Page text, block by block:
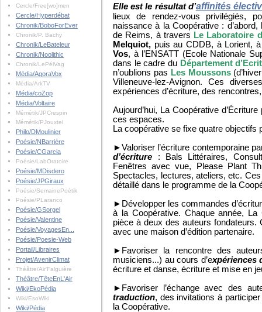
Cercle/Free[wo]men
Cercle/Hyperdébat
Chronik/BoboForEver
Chronik/P. Bachy
Chronik/LeBateleur
Chronik/Noolithic
Chronik/LePélVag
Média/AgoraVox
Média/ArkTV
Média/coZop
Média/Voltaire
Mémétik/JPCrespin
Mémétik/PJouxtel
Philo/DMoulinier
Poésie/NBarrière
Poésie/CGarcia
Poésie/LabOratoire
Poésie/MDisdero
Poésie/JPGiraux
Poésie/SemainePoétik
Poésie/PLaranco
Poésie/GSorgel
Poésie/Valentine
Poésie/VoyagesEn...
Poésie/Poesie-Web
Portail/Libraires
Projet/AvenirClimat
Théâtre/Air'Falguière
Théâtre/TêteEnL'Air
Wiki/EkoPédia
Wiki/EsoWiki
Wiki/Pédia
Elle est le résultat d’affinités
lieux de rendez-vous privilégiés,
naissance à la Coopérative :
de Reims, à travers Le Laboratoire
Melquiot, puis au CDDB, à Lorient,
Vos, à l’ENSATT (Ecole Nationale
dans le cadre du Département
n’oublions pas Les Moussons
Villeneuve-lez-Avignon. Ces
expériences d’écriture, des
Aujourd’hui, La Coopérative
ces espaces.
La coopérative se fixe quatre objectifs
►Valoriser l’écriture contemporaine
d’écriture : Bals Littéraires,
Fenêtres avec vue, Please Plant
Spectacles, lectures, ateliers, etc.
détaillé dans le programme de la
►Développer les commandes
à la Coopérative. Chaque année, La
pièce à deux des auteurs
avec une maison d’édition partenaire.
►Favoriser la rencontre des
musiciens...) au cours d’expériences
écriture et danse, écriture et mise en
►Favoriser l’échange avec des
traduction, des invitations à
la Coopérative.